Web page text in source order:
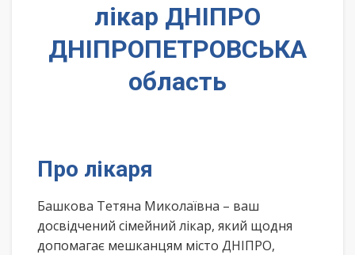
лікар ДНІПРО
ДНІПРОПЕТРОВСЬКА
область
Про лікаря
Башкова Тетяна Миколаївна – ваш
досвідчений сімейний лікар, який щодня
допомагає мешканцям місто ДНІПРО,